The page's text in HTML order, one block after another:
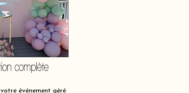
complète
événement géré